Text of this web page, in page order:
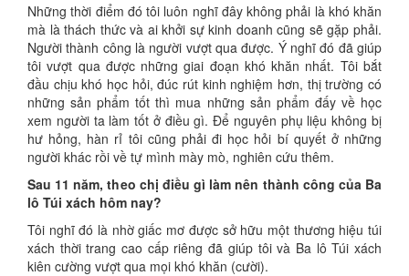
Những thời điểm đó tôi luôn nghĩ đây không phải là khó khăn
mà là thách thức và ai khởi sự kinh doanh cũng sẽ gặp phải.
Người thành công là người vượt qua được. Ý nghĩ đó đã giúp
tôi vượt qua được những giai đoạn khó khăn nhất. Tôi bắt
đầu chịu khó học hỏi, đúc rút kinh nghiệm hơn, thị trường có
những sản phẩm tốt thì mua những sản phẩm đấy về học
xem người ta làm tốt ở điều gì. Để nguyên phụ liệu không bị
hư hỏng, hàn rỉ tôi cũng phải đi học hỏi bí quyết ở những
người khác rồi về tự mình mày mò, nghiên cứu thêm.
Sau 11 năm, theo chị điều gì làm nên thành công của Ba
lô Túi xách hôm nay?
Tôi nghĩ đó là nhờ giấc mơ được sở hữu một thương hiệu túi
xách thời trang cao cấp riêng đã giúp tôi và Ba lô Túi xách
kiên cường vượt qua mọi khó khăn (cười).